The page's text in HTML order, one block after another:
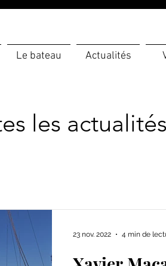
Le bateau Actualités
les actualités
23 nov. 2022 4 min de